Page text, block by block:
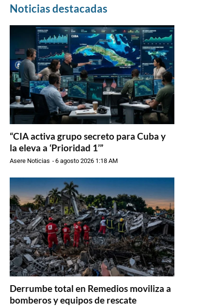
Noticias destacadas
“CIA activa grupo secreto para Cuba y
la eleva a ‘Prioridad 1’”
Asere Noticias -6 agosto 2026 1:18 AM
Derrumbe total en Remedios moviliza a
bomberos y equipos de rescate